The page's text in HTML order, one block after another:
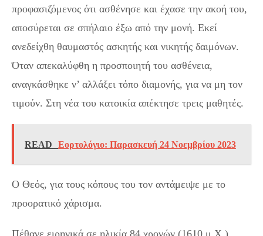
προφασιζόμενος ότι ασθένησε και έχασε την ακοή του,
αποσύρεται σε σπήλαιο έξω από την μονή. Εκεί
ανεδείχθη θαυμαστός ασκητής και νικητής δαιμόνων.
Όταν απεκαλύφθη η προσποιητή του ασθένεια,
αναγκάσθηκε ν’ αλλάξει τόπο διαμονής, για να μη τον
τιμούν. Στη νέα του κατοικία απέκτησε τρεις μαθητές.
READ Εορτολόγιο: Παρασκευή 24 Νοεμβρίου 2023
Ο Θεός, για τους κόπους του τον αντάμειψε με το
προορατικό χάρισμα.